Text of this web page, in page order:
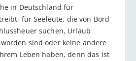
in Deutschland für
für Seeleute, die von Bord
suchen, Urlaub
sind oder keine andere
Leben haben, denn das ist